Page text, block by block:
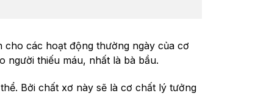
các hoạt động thường ngày của cơ
người thiếu máu, nhất là bà bầu.
Bởi chất xơ này sẽ là cơ chất lý tưởng